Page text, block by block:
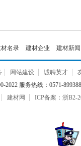
名录 建材企业 建材新闻
网站建设 诚聘英才
2022 服务热线：0571-
建材网 ICP备案：浙B2-